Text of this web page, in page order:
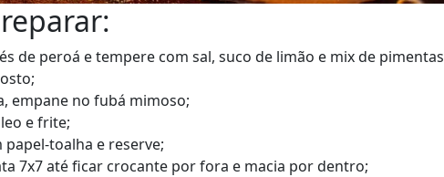
de peroá e tempere com sal, suco de limão e mix de pimentas
empane no fubá mimoso;
e frite;
papel-toalha e reserve;
7x7 até ficar crocante por fora e macia por dentro;